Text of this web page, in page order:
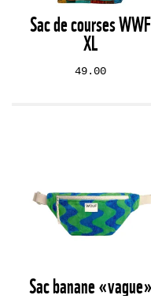
Sac de courses WWF
XL
49.00
Sac banane «vague»